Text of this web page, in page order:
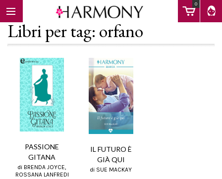
0
EBOOK
Libri per tag: orfano
PASSIONE
GITANA
di BRENDA JOYCE,
ROSSANA LANFREDI
IL FUTURO È
GIÀ QUI
di SUE MACKAY